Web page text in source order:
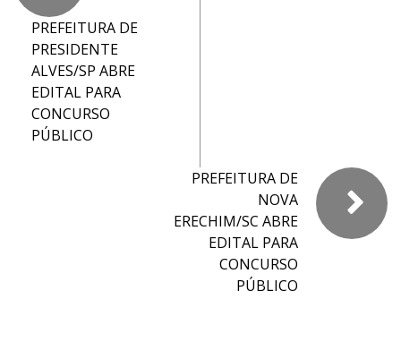
PREFEITURA DE
PRESIDENTE
ALVES/SP ABRE
EDITAL PARA
CONCURSO
PÚBLICO
PREFEITURA DE
NOVA
ERECHIM/SC ABRE
EDITAL PARA
CONCURSO
PÚBLICO